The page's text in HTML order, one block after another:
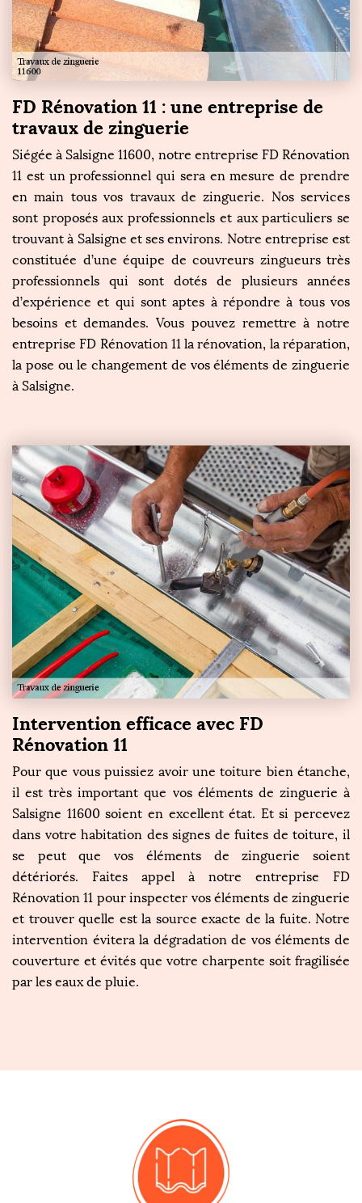
FD Rénovation 11 : une entreprise de
travaux de zinguerie
Siégée à Salsigne 11600, notre entreprise FD Rénovation
11 est un professionnel qui sera en mesure de prendre
en main tous vos travaux de zinguerie. Nos services
sont proposés aux professionnels et aux particuliers se
trouvant à Salsigne et ses environs. Notre entreprise est
constituée d’une équipe de couvreurs zingueurs très
professionnels qui sont dotés de plusieurs années
d’expérience et qui sont aptes à répondre à tous vos
besoins et demandes. Vous pouvez remettre à notre
entreprise FD Rénovation 11 la rénovation, la réparation,
la pose ou le changement de vos éléments de zinguerie
à Salsigne.
Intervention efficace avec FD
Rénovation 11
Pour que vous puissiez avoir une toiture bien étanche,
il est très important que vos éléments de zinguerie à
Salsigne 11600 soient en excellent état. Et si percevez
dans votre habitation des signes de fuites de toiture, il
se peut que vos éléments de zinguerie soient
détériorés. Faites appel à notre entreprise FD
Rénovation 11 pour inspecter vos éléments de zinguerie
et trouver quelle est la source exacte de la fuite. Notre
intervention évitera la dégradation de vos éléments de
couverture et évités que votre charpente soit fragilisée
par les eaux de pluie.